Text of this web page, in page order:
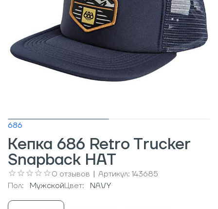
686
Кепка 686 Retro Trucker
Snapback HAT
0 отзывов | Артикул: 143685
Пол:
МужcкойЦвет: NAVY